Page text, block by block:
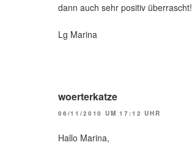
dann auch sehr positiv überrascht!
Lg Marina
woerterkatze
06/11/2010 UM 17:12 UHR
Hallo Marina,